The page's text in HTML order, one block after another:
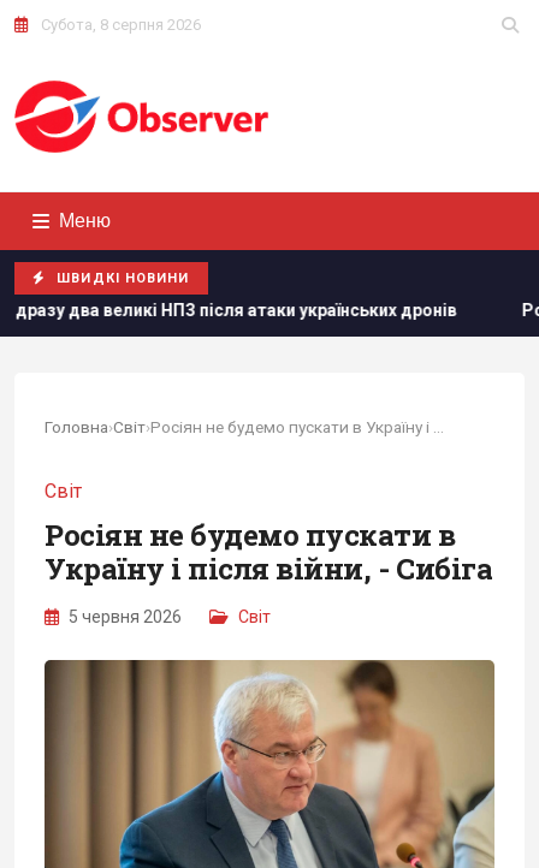
Субота, 8 серпня 2026
Меню
ШВИДКІ НОВИНИ
атаки українських дронів Розвідка США пов’язує з
Головна›Світ›
Світ
Росіян не будемо пускати в
Україну і після війни, - Сибіга
5 червня 2026 Світ